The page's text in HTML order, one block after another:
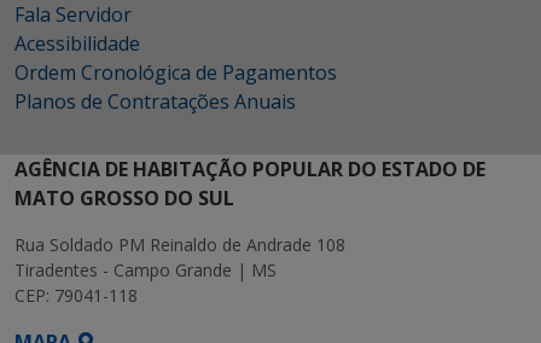
Fala Servidor
Acessibilidade
Ordem Cronológica de Pagamentos
Planos de Contratações Anuais
AGÊNCIA DE HABITAÇÃO POPULAR DO ESTADO DE
MATO GROSSO DO SUL
Rua Soldado PM Reinaldo de Andrade 108
Tiradentes - Campo Grande | MS
CEP: 79041-118